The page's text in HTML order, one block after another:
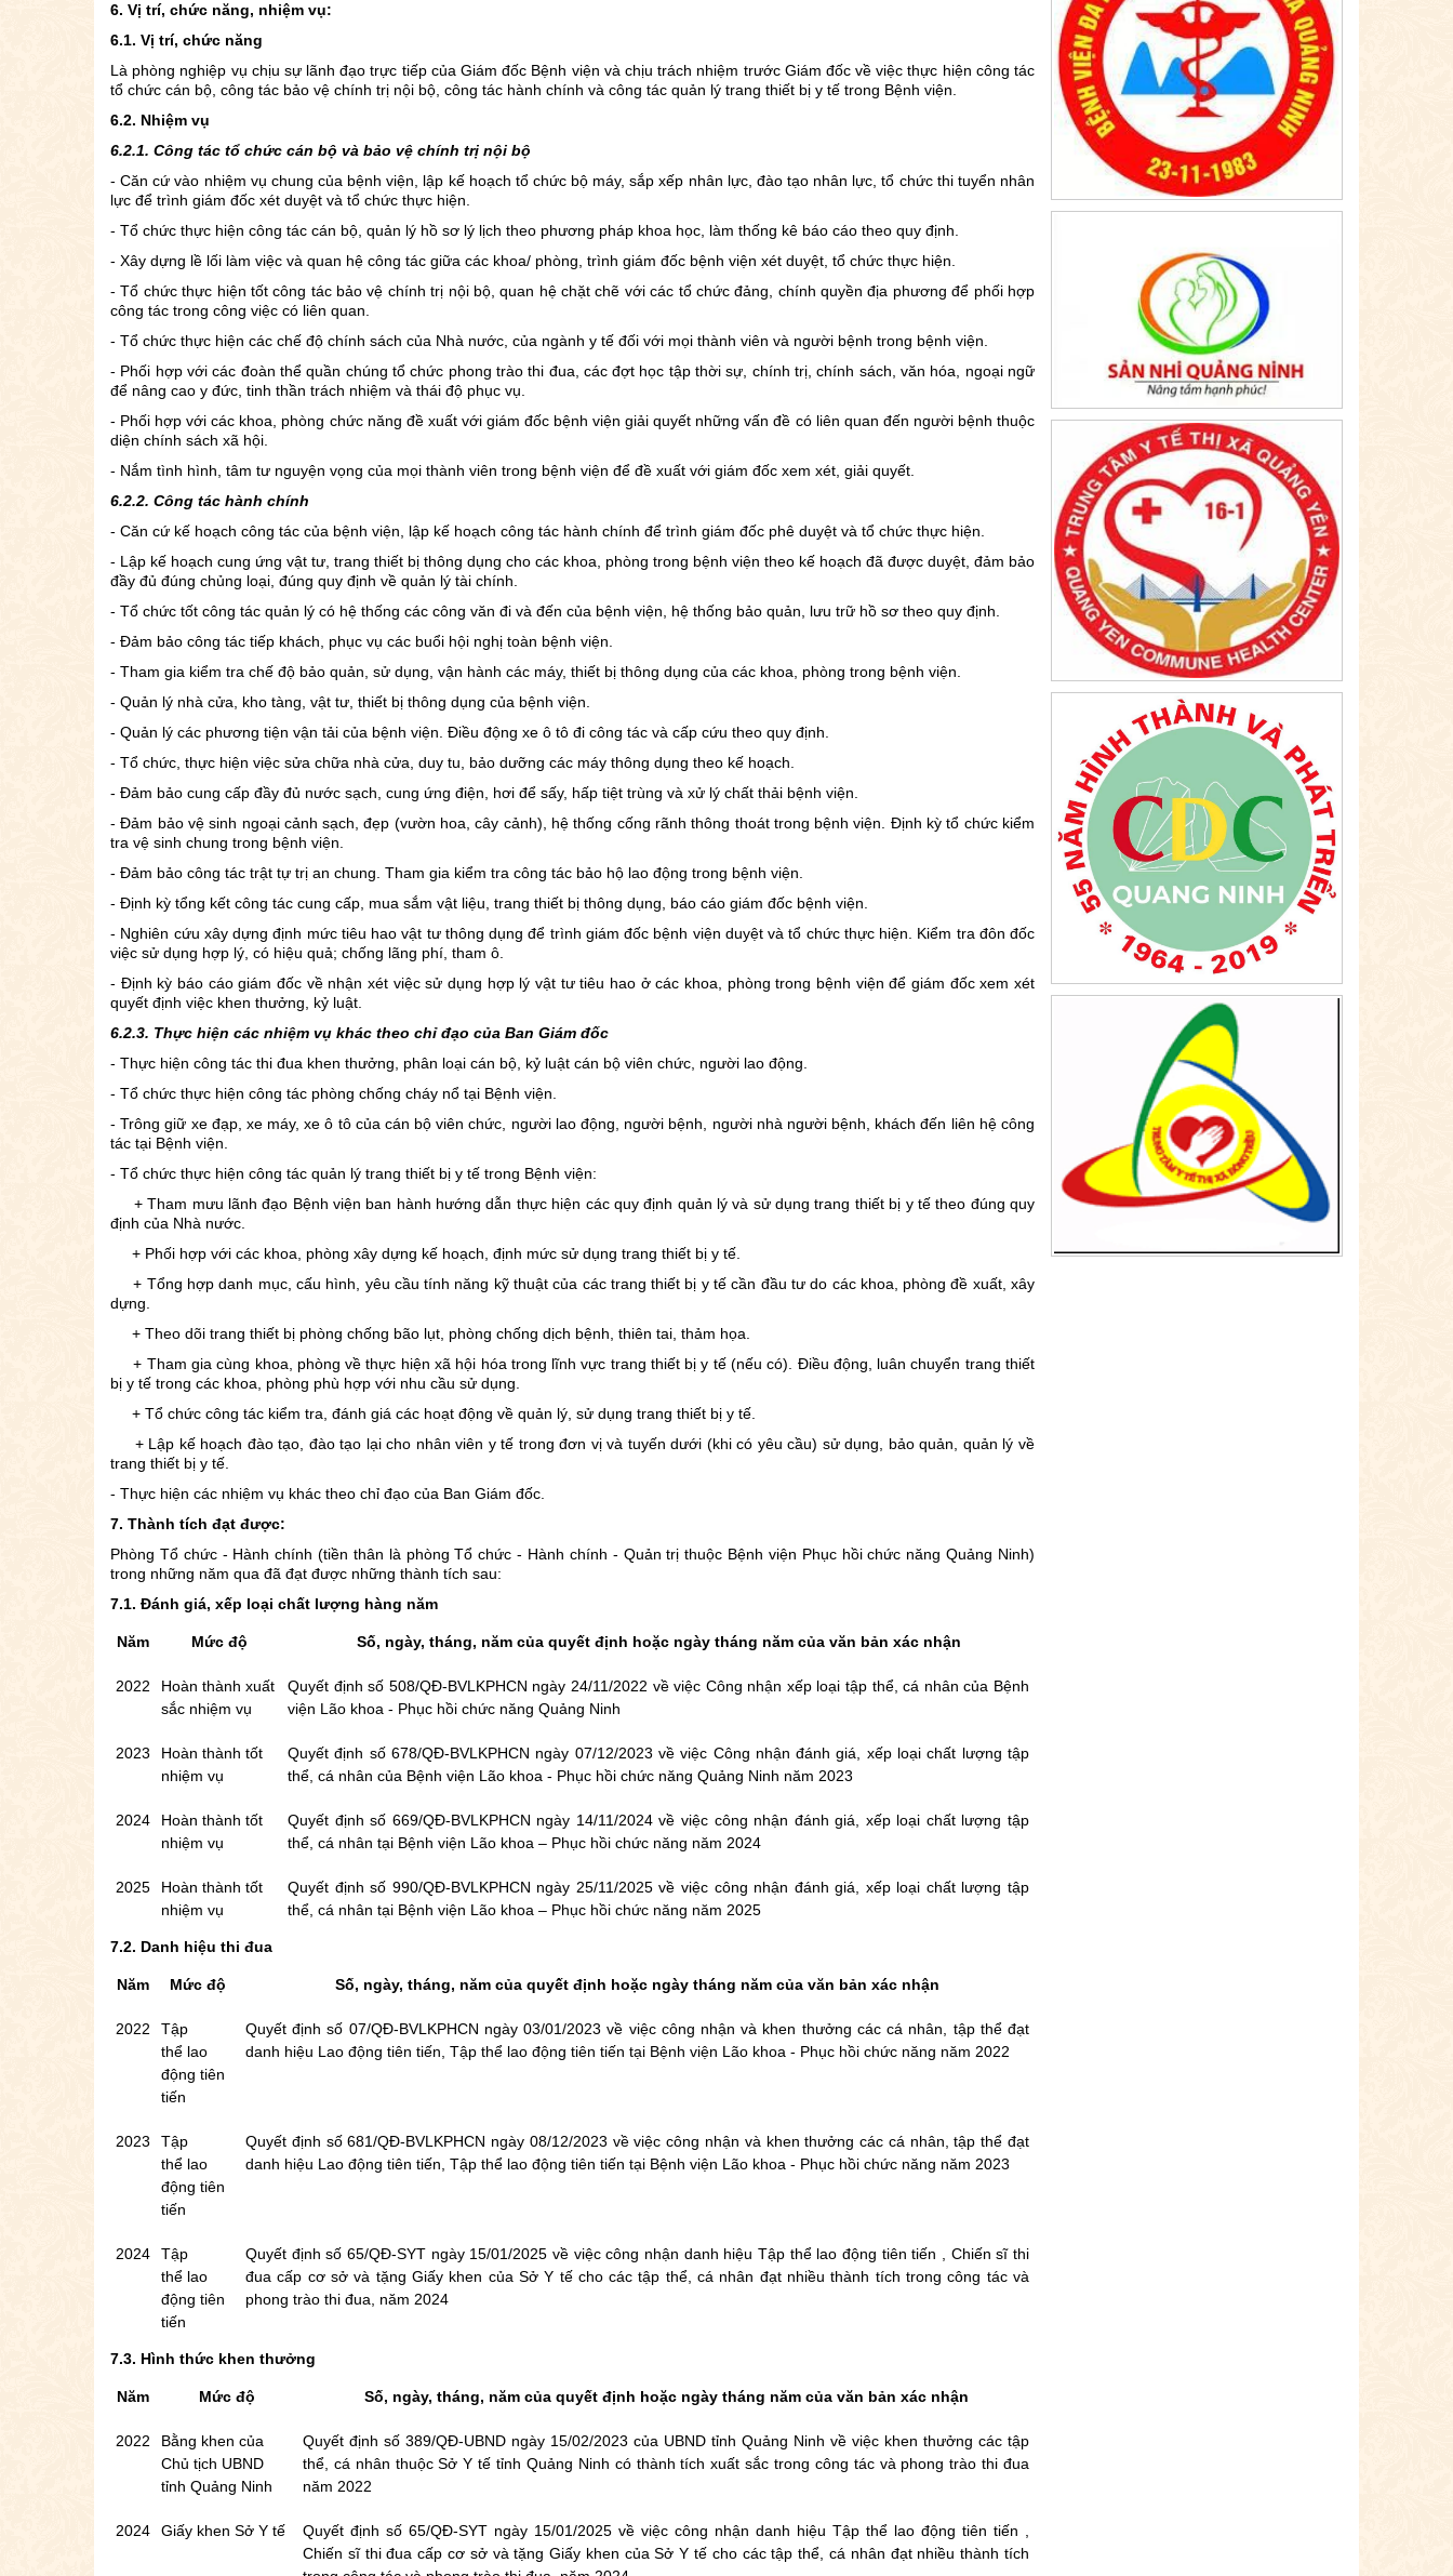
6. Vị trí, chức năng, nhiệm vụ:
6.1. Vị trí, chức năng
Là phòng nghiệp vụ chịu sự lãnh đạo trực tiếp của Giám đốc Bệnh viện và chịu trách nhiệm trước Giám đốc về việc thực hiện công tác
tổ chức cán bộ, công tác bảo vệ chính trị nội bộ, công tác hành chính và công tác quản lý trang thiết bị y tế trong Bệnh viện.
6.2. Nhiệm vụ
6.2.1. Công tác tổ chức cán bộ và bảo vệ chính trị nội bộ
- Căn cứ vào nhiệm vụ chung của bệnh viện, lập kế hoạch tổ chức bộ máy, sắp xếp nhân lực, đào tạo nhân lực, tổ chức thi tuyển nhân
lực để trình giám đốc xét duyệt và tổ chức thực hiện.
- Tổ chức thực hiện công tác cán bộ, quản lý hồ sơ lý lịch theo phương pháp khoa học, làm thống kê báo cáo theo quy định.
- Xây dựng lề lối làm việc và quan hệ công tác giữa các khoa/ phòng, trình giám đốc bệnh viện xét duyệt, tổ chức thực hiện.
- Tổ chức thực hiện tốt công tác bảo vệ chính trị nội bộ, quan hệ chặt chẽ với các tổ chức đảng, chính quyền địa phương để phối hợp
công tác trong công việc có liên quan.
- Tổ chức thực hiện các chế độ chính sách của Nhà nước, của ngành y tế đối với mọi thành viên và người bệnh trong bệnh viện.
- Phối hợp với các đoàn thể quần chúng tổ chức phong trào thi đua, các đợt học tập thời sự, chính trị, chính sách, văn hóa, ngoại ngữ
để nâng cao y đức, tinh thần trách nhiệm và thái độ phục vụ.
- Phối hợp với các khoa, phòng chức năng đề xuất với giám đốc bệnh viện giải quyết những vấn đề có liên quan đến người bệnh thuộc
diện chính sách xã hội.
- Nắm tình hình, tâm tư nguyện vọng của mọi thành viên trong bệnh viện để đề xuất với giám đốc xem xét, giải quyết.
6.2.2. Công tác hành chính
- Căn cứ kế hoạch công tác của bệnh viện, lập kế hoạch công tác hành chính để trình giám đốc phê duyệt và tổ chức thực hiện.
- Lập kế hoạch cung ứng vật tư, trang thiết bị thông dụng cho các khoa, phòng trong bệnh viện theo kế hoạch đã được duyệt, đảm bảo
đầy đủ đúng chủng loại, đúng quy định về quản lý tài chính.
- Tổ chức tốt công tác quản lý có hệ thống các công văn đi và đến của bệnh viện, hệ thống bảo quản, lưu trữ hồ sơ theo quy định.
- Đảm bảo công tác tiếp khách, phục vụ các buổi hội nghị toàn bệnh viện.
- Tham gia kiểm tra chế độ bảo quản, sử dụng, vận hành các máy, thiết bị thông dụng của các khoa, phòng trong bệnh viện.
- Quản lý nhà cửa, kho tàng, vật tư, thiết bị thông dụng của bệnh viện.
- Quản lý các phương tiện vận tải của bệnh viện. Điều động xe ô tô đi công tác và cấp cứu theo quy định.
- Tổ chức, thực hiện việc sửa chữa nhà cửa, duy tu, bảo dưỡng các máy thông dụng theo kế hoạch.
- Đảm bảo cung cấp đầy đủ nước sạch, cung ứng điện, hơi để sấy, hấp tiệt trùng và xử lý chất thải bệnh viện.
- Đảm bảo vệ sinh ngoại cảnh sạch, đẹp (vườn hoa, cây cảnh), hệ thống cống rãnh thông thoát trong bệnh viện. Định kỳ tổ chức kiểm
tra vệ sinh chung trong bệnh viện.
- Đảm bảo công tác trật tự trị an chung. Tham gia kiểm tra công tác bảo hộ lao động trong bệnh viện.
- Định kỳ tổng kết công tác cung cấp, mua sắm vật liệu, trang thiết bị thông dụng, báo cáo giám đốc bệnh viện.
- Nghiên cứu xây dựng định mức tiêu hao vật tư thông dụng để trình giám đốc bệnh viện duyệt và tổ chức thực hiện. Kiểm tra đôn đốc
việc sử dụng hợp lý, có hiệu quả; chống lãng phí, tham ô.
- Định kỳ báo cáo giám đốc về nhận xét việc sử dụng hợp lý vật tư tiêu hao ở các khoa, phòng trong bệnh viện để giám đốc xem xét
quyết định việc khen thưởng, kỷ luật.
6.2.3. Thực hiện các nhiệm vụ khác theo chỉ đạo của Ban Giám đốc
- Thực hiện công tác thi đua khen thưởng, phân loại cán bộ, kỷ luật cán bộ viên chức, người lao động.
- Tổ chức thực hiện công tác phòng chống cháy nổ tại Bệnh viện.
- Trông giữ xe đạp, xe máy, xe ô tô của cán bộ viên chức, người lao động, người bệnh, người nhà người bệnh, khách đến liên hệ công
tác tại Bệnh viện.
- Tổ chức thực hiện công tác quản lý trang thiết bị y tế trong Bệnh viện:
+ Tham mưu lãnh đạo Bệnh viện ban hành hướng dẫn thực hiện các quy định quản lý và sử dụng trang thiết bị y tế theo đúng quy
định của Nhà nước.
+ Phối hợp với các khoa, phòng xây dựng kế hoạch, định mức sử dụng trang thiết bị y tế.
+ Tổng hợp danh mục, cấu hình, yêu cầu tính năng kỹ thuật của các trang thiết bị y tế cần đầu tư do các khoa, phòng đề xuất, xây
dựng.
+ Theo dõi trang thiết bị phòng chống bão lụt, phòng chống dịch bệnh, thiên tai, thảm họa.
+ Tham gia cùng khoa, phòng về thực hiện xã hội hóa trong lĩnh vực trang thiết bị y tế (nếu có). Điều động, luân chuyển trang thiết
bị y tế trong các khoa, phòng phù hợp với nhu cầu sử dụng.
+ Tổ chức công tác kiểm tra, đánh giá các hoạt động về quản lý, sử dụng trang thiết bị y tế.
+ Lập kế hoạch đào tạo, đào tạo lại cho nhân viên y tế trong đơn vị và tuyến dưới (khi có yêu cầu) sử dụng, bảo quản, quản lý về
trang thiết bị y tế.
- Thực hiện các nhiệm vụ khác theo chỉ đạo của Ban Giám đốc.
7. Thành tích đạt được:
Phòng Tổ chức - Hành chính (tiền thân là phòng Tổ chức - Hành chính - Quản trị thuộc Bệnh viện Phục hồi chức năng Quảng Ninh)
trong những năm qua đã đạt được những thành tích sau:
7.1. Đánh giá, xếp loại chất lượng hàng năm
Năm Mức độ Số, ngày, tháng, năm của quyết định hoặc ngày tháng năm của văn bản xác nhận
2022 Hoàn thành xuất
sắc nhiệm vụ
Quyết định số 508/QĐ-BVLKPHCN ngày 24/11/2022 về việc Công nhận xếp loại tập thể, cá nhân của Bệnh
viện Lão khoa - Phục hồi chức năng Quảng Ninh
2023
Hoàn thành tốt
nhiệm vụ
Quyết định số 678/QĐ-BVLKPHCN ngày 07/12/2023 về việc Công nhận đánh giá, xếp loại chất lượng tập
thể, cá nhân của Bệnh viện Lão khoa - Phục hồi chức năng Quảng Ninh năm 2023
2024
Hoàn thành tốt
nhiệm vụ
Quyết định số 669/QĐ-BVLKPHCN ngày 14/11/2024 về việc công nhận đánh giá, xếp loại chất lượng tập
thể, cá nhân tại Bệnh viện Lão khoa – Phục hồi chức năng năm 2024
2025
Hoàn thành tốt
nhiệm vụ
Quyết định số 990/QĐ-BVLKPHCN ngày 25/11/2025 về việc công nhận đánh giá, xếp loại chất lượng tập
thể, cá nhân tại Bệnh viện Lão khoa – Phục hồi chức năng năm 2025
7.2. Danh hiệu thi đua
Năm Mức độ Số, ngày, tháng, năm của quyết định hoặc ngày tháng năm của văn bản xác nhận
2022
Tập
thể lao
động tiên
tiến
Quyết định số 07/QĐ-BVLKPHCN ngày 03/01/2023 về việc công nhận và khen thưởng các cá nhân, tập thể đạt
danh hiệu Lao động tiên tiến, Tập thể lao động tiên tiến tại Bệnh viện Lão khoa - Phục hồi chức năng năm 2022
2023
Tập
thể lao
động tiên
tiến
Quyết định số 681/QĐ-BVLKPHCN ngày 08/12/2023 về việc công nhận và khen thưởng các cá nhân, tập thể đạt
danh hiệu Lao động tiên tiến, Tập thể lao động tiên tiến tại Bệnh viện Lão khoa - Phục hồi chức năng năm 2023
2024
Tập
thể lao
động tiên
tiến
Quyết định số 65/QĐ-SYT ngày 15/01/2025 về việc công nhận danh hiệu Tập thể lao động tiên tiến , Chiến sĩ thi
đua cấp cơ sở và tặng Giấy khen của Sở Y tế cho các tập thể, cá nhân đạt nhiều thành tích trong công tác và
phong trào thi đua, năm 2024
7.3. Hình thức khen thưởng
Năm Mức độ Số, ngày, tháng, năm của quyết định hoặc ngày tháng năm của văn bản xác nhận
2022
Bằng khen của
Chủ tịch UBND
tỉnh Quảng Ninh
Quyết định số 389/QĐ-UBND ngày 15/02/2023 của UBND tỉnh Quảng Ninh về việc khen thưởng các tập
thể, cá nhân thuộc Sở Y tế tỉnh Quảng Ninh có thành tích xuất sắc trong công tác và phong trào thi đua
năm 2022
2024 Giấy khen Sở Y tế
Quyết định số 65/QĐ-SYT ngày 15/01/2025 về việc công nhận danh hiệu Tập thể lao động tiên tiến ,
Chiến sĩ thi đua cấp cơ sở và tặng Giấy khen của Sở Y tế cho các tập thể, cá nhân đạt nhiều thành tích